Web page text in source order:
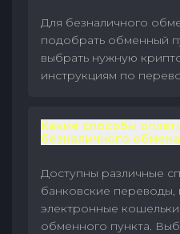
Для безналичного
подобрать обменный
выбрать нужную
инструкциям по
Какие способы
безналичного
Доступны различные
банковские переводы,
электронные
обменного пункта.